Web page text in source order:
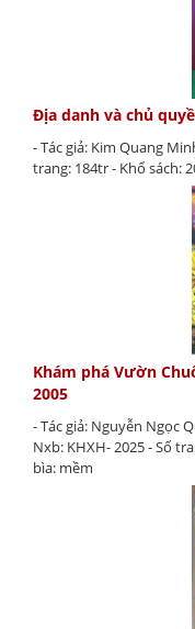
Địa danh và chủ
- Tác giả: Kim Quang
trang: 184tr - Khổ sách:
Khám phá Vườn
2005
- Tác giả: Nguyễn Ngọc
Nxb: KHXH- 2025 - Số
bìa: mềm